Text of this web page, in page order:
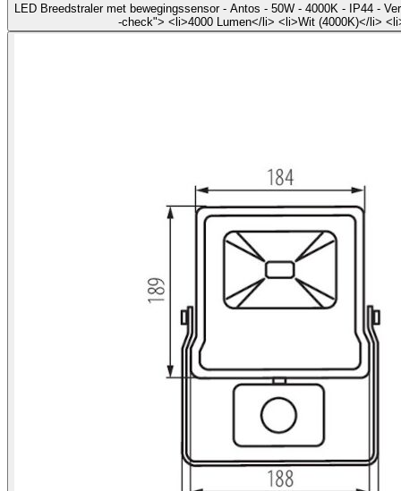
LED Breedstraler met bewegingssensor - Antos - 50W - 4000K - IP44 -
-check"> <li>4000 Lumen</li> <li>Wit (4000K)</li>